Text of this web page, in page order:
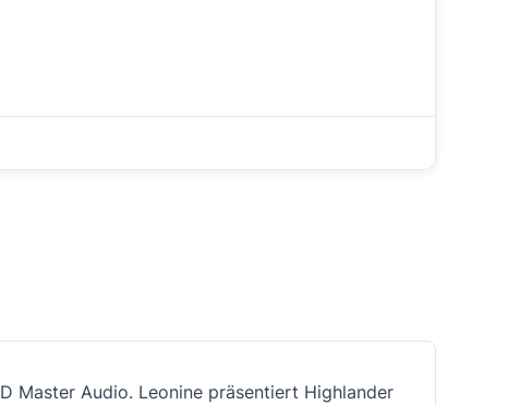
Master Audio. Leonine präsentiert Highlander